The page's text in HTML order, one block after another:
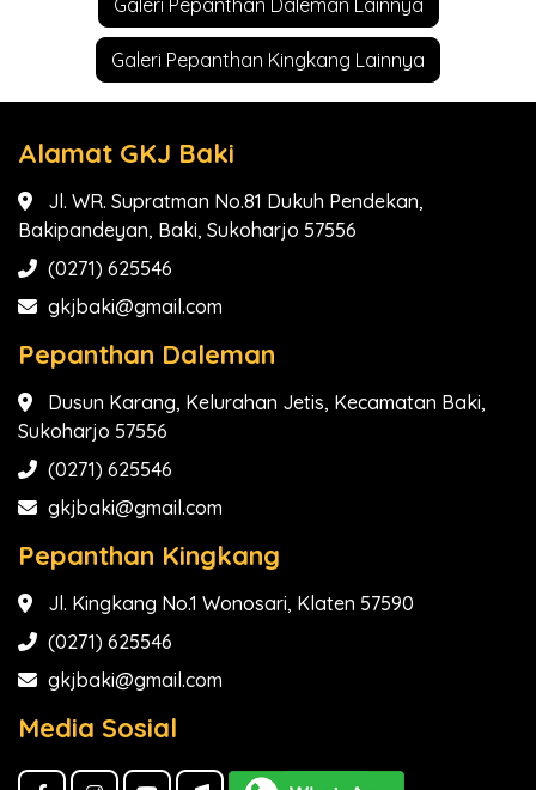
Galeri Pepanthan Daleman Lainnya
Galeri Pepanthan Kingkang Lainnya
Alamat GKJ Baki
Jl. WR. Supratman No.81 Dukuh Pendekan,
Bakipandeyan, Baki, Sukoharjo 57556
(0271) 625546
gkjbaki@gmail.com
Pepanthan Daleman
Dusun Karang, Kelurahan Jetis, Kecamatan Baki,
Sukoharjo 57556
(0271) 625546
gkjbaki@gmail.com
Pepanthan Kingkang
Jl. Kingkang No.1 Wonosari, Klaten 57590
(0271) 625546
gkjbaki@gmail.com
Media Sosial